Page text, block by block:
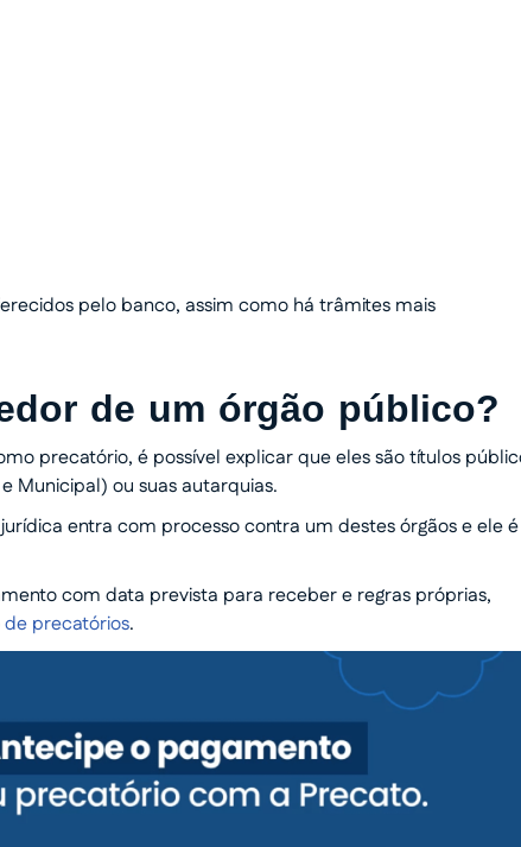
pelo banco, assim como há trâmites mais
de um órgão público?
precatório, é possível explicar que eles são títulos
Municipal) ou suas autarquias.
entra com processo contra um destes órgãos e ele é
com data prevista para receber e regras próprias,
precatórios.